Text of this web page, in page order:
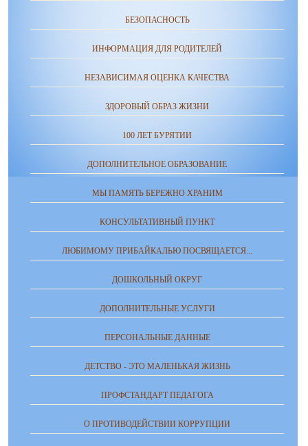
БЕЗОПАСНОСТЬ
ИНФОРМАЦИЯ ДЛЯ РОДИТЕЛЕЙ
НЕЗАВИСИМАЯ ОЦЕНКА КАЧЕСТВА
ЗДОРОВЫЙ ОБРАЗ ЖИЗНИ
100 ЛЕТ БУРЯТИИ
ДОПОЛНИТЕЛЬНОЕ ОБРАЗОВАНИЕ
МЫ ПАМЯТЬ БЕРЕЖНО ХРАНИМ
КОНСУЛЬТАТИВНЫЙ ПУНКТ
ЛЮБИМОМУ ПРИБАЙКАЛЬЮ ПОСВЯЩАЕТСЯ...
ДОШКОЛЬНЫЙ ОКРУГ
ДОПОЛНИТЕЛЬНЫЕ УСЛУГИ
ПЕРСОНАЛЬНЫЕ ДАННЫЕ
ДЕТСТВО - ЭТО МАЛЕНЬКАЯ ЖИЗНЬ
ПРОФСТАНДАРТ ПЕДАГОГА
О ПРОТИВОДЕЙСТВИИ КОРРУПЦИИ